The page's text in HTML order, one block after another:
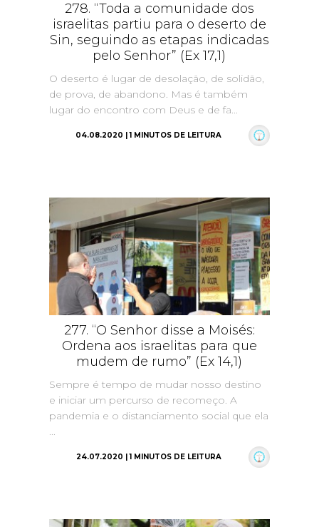
278. “Toda a comunidade dos
israelitas partiu para o deserto de
Sin, seguindo as etapas indicadas
pelo Senhor” (Ex 17,1)
O deserto é lugar de desolação, de solidão,
de prova, de abandono. Mas é também
lugar do encontro com Deus e de fa...
04.08.2020 | 1 MINUTOS DE LEITURA
277. “O Senhor disse a Moisés:
Ordena aos israelitas para que
mudem de rumo” (Ex 14,1)
Sempre é tempo de mudar nosso destino
e iniciar um percurso de recomeço. A
pandemia e o distanciamento social que ela
...
24.07.2020 | 1 MINUTOS DE LEITURA